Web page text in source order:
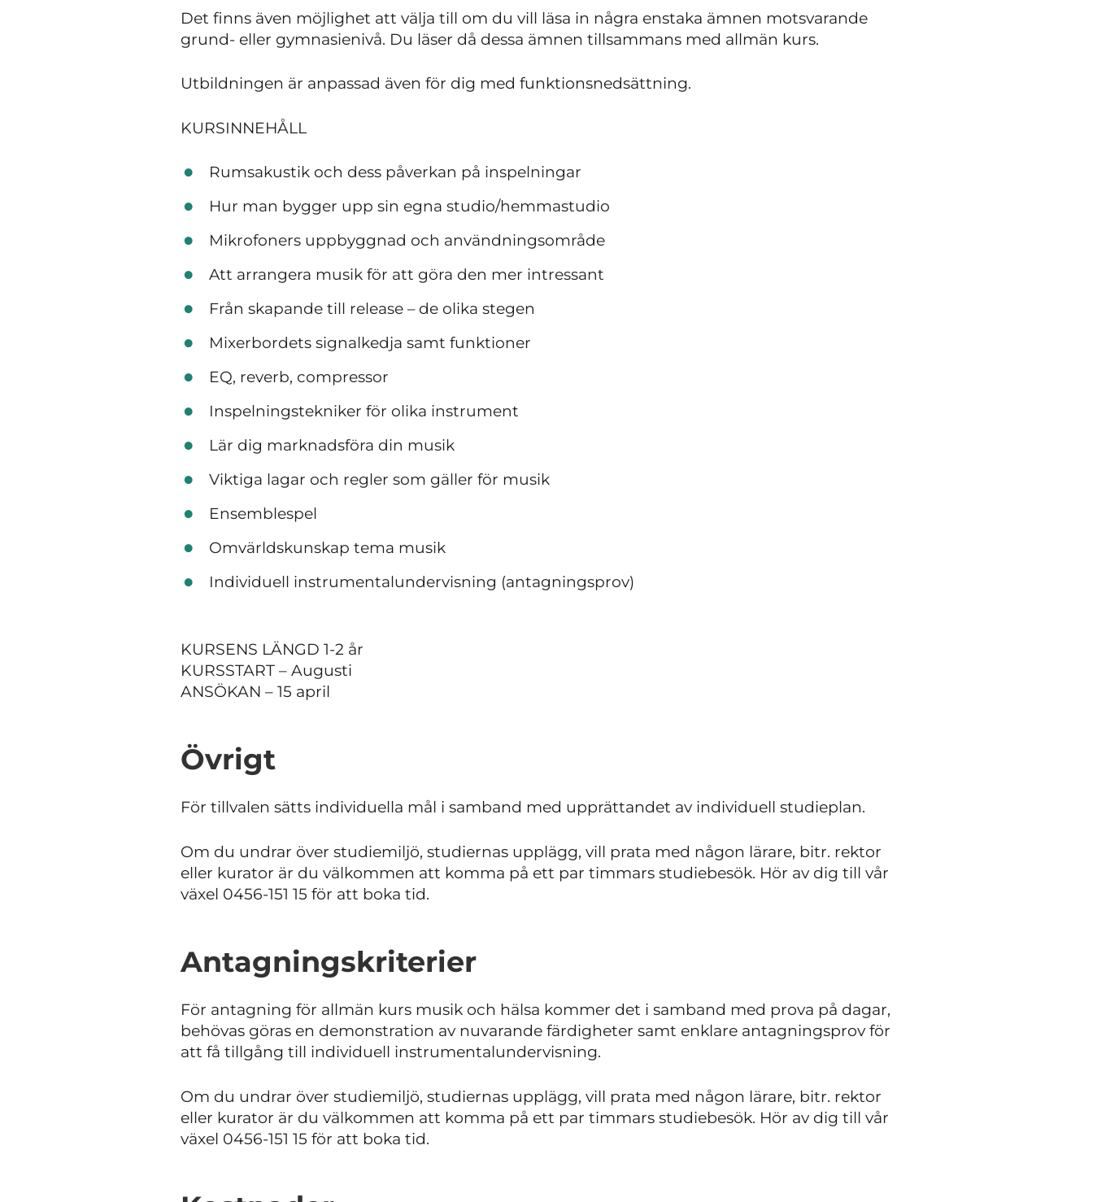
Det finns även möjlighet att välja till om du vill läsa in några enstaka ämnen motsvarande
grund- eller gymnasienivå. Du läser då dessa ämnen tillsammans med allmän kurs.
Utbildningen är anpassad även för dig med funktionsnedsättning.
KURSINNEHÅLL
Rumsakustik och dess påverkan på inspelningar
Hur man bygger upp sin egna studio/hemmastudio
Mikrofoners uppbyggnad och användningsområde
Att arrangera musik för att göra den mer intressant
Från skapande till release – de olika stegen
Mixerbordets signalkedja samt funktioner
EQ, reverb, compressor
Inspelningstekniker för olika instrument
Lär dig marknadsföra din musik
Viktiga lagar och regler som gäller för musik
Ensemblespel
Omvärldskunskap tema musik
Individuell instrumentalundervisning (antagningsprov)
KURSENS LÄNGD 1-2 år
KURSSTART – Augusti
ANSÖKAN – 15 april
Övrigt
För tillvalen sätts individuella mål i samband med upprättandet av individuell studieplan.
Om du undrar över studiemiljö, studiernas upplägg, vill prata med någon lärare, bitr. rektor
eller kurator är du välkommen att komma på ett par timmars studiebesök. Hör av dig till vår
växel 0456-151 15 för att boka tid.
Antagningskriterier
För antagning för allmän kurs musik och hälsa kommer det i samband med prova på dagar,
behövas göras en demonstration av nuvarande färdigheter samt enklare antagningsprov för
att få tillgång till individuell instrumentalundervisning.
Om du undrar över studiemiljö, studiernas upplägg, vill prata med någon lärare, bitr. rektor
eller kurator är du välkommen att komma på ett par timmars studiebesök. Hör av dig till vår
växel 0456-151 15 för att boka tid.